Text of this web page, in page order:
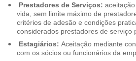
Prestadores de Serviços:
vida, sem limite máximo de
critérios de adesão e condições
considerados prestadores de serviço
Estagiários: Aceitação mediante
com os sócios ou funcionários da